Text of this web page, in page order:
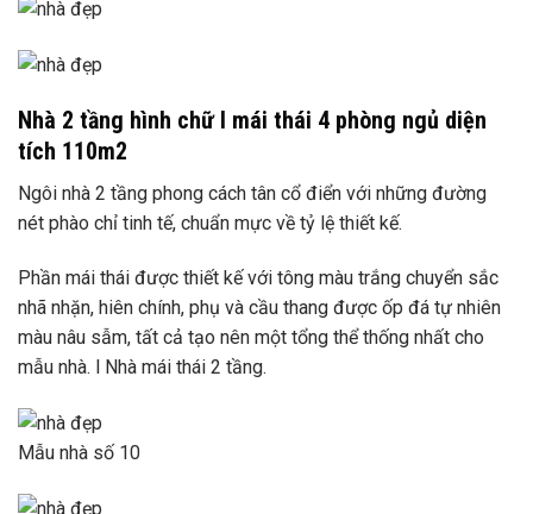
Nhà 2 tầng hình chữ l mái thái 4 phòng ngủ diện
tích 110m2
Ngôi nhà 2 tầng phong cách tân cổ điển với những đường
nét phào chỉ tinh tế, chuẩn mực về tỷ lệ thiết kế.
Phần mái thái được thiết kế với tông màu trắng chuyển sắc
nhã nhặn, hiên chính, phụ và cầu thang được ốp đá tự nhiên
màu nâu sẫm, tất cả tạo nên một tổng thể thống nhất cho
mẫu nhà. l Nhà mái thái 2 tầng.
Mẫu nhà số 10